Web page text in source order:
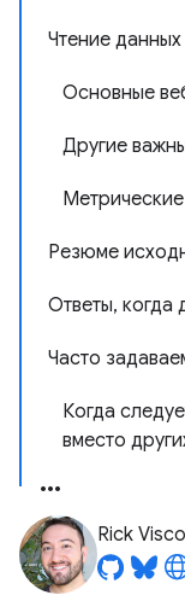
Чтение данных
Основные
Другие
Резюме
Ответы, когда
Часто
Когда
вместо
Rick